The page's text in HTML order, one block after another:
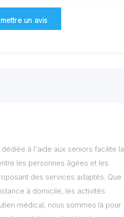
à l'aide aux seniors facilite la
les personnes âgées et les
des services adaptés. Que
à domicile, les activités
médical, nous sommes là pour